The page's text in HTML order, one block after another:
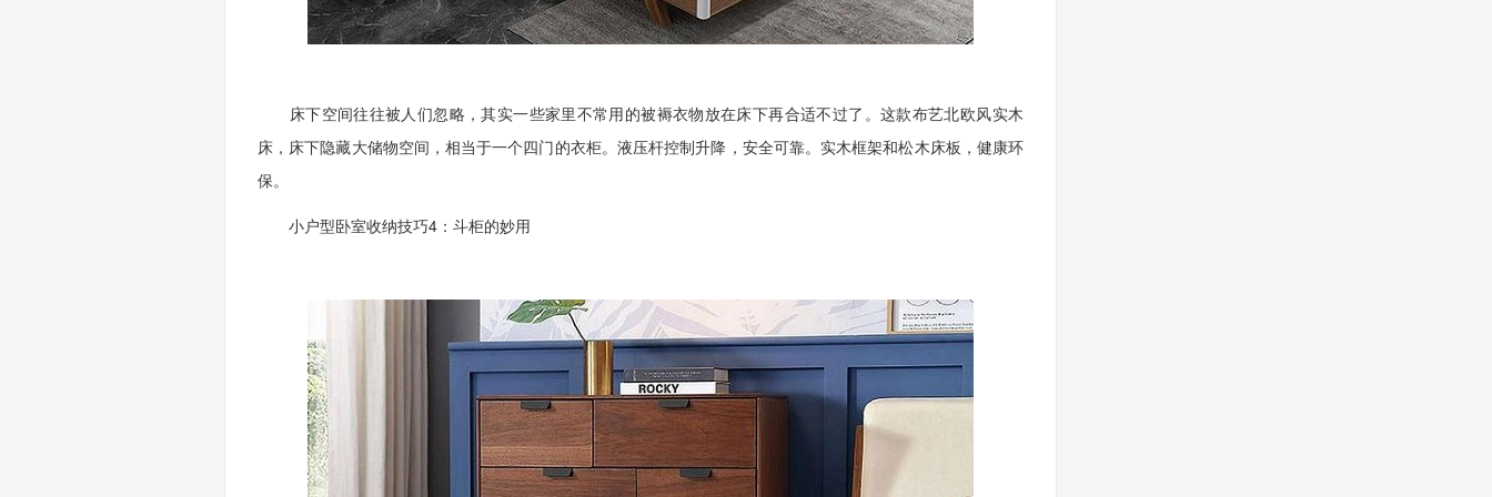
床下空间往往被人们忽略，其实一些家里不常用的被褥衣物放在床下再合适不过了。这款布艺北欧风实木
床，床下隐藏大储物空间，相当于一个四门的衣柜。液压杆控制升降，安全可靠。实木框架和松木床板，健康环
保。
小户型卧室收纳技巧4：斗柜的妙用